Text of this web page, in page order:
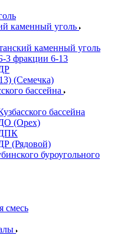
каменный уголь
каменный уголь
3 фракции 6-13
(Семечка)
бассейна
бассейна
(Орех)
(Рядовой)
буроугольного
смесь